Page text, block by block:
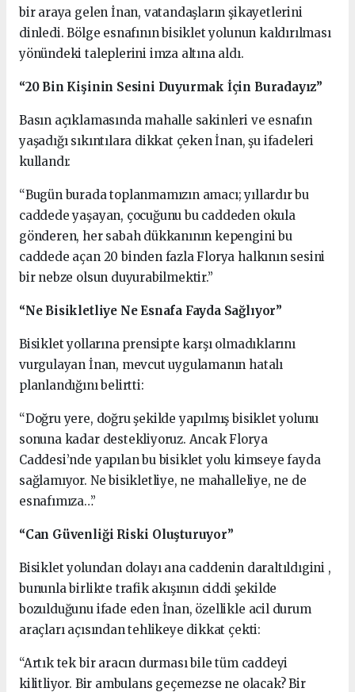
bir araya gelen İnan, vatandaşların şikayetlerini
dinledi. Bölge esnafının bisiklet yolunun kaldırılması
yönündeki taleplerini imza altına aldı.
“20 Bin Kişinin Sesini Duyurmak İçin Buradayız”
Basın açıklamasında mahalle sakinleri ve esnafın
yaşadığı sıkıntılara dikkat çeken İnan, şu ifadeleri
kullandı:
“Bugün burada toplanmamızın amacı; yıllardır bu
caddede yaşayan, çocuğunu bu caddeden okula
gönderen, her sabah dükkanının kepengini bu
caddede açan 20 binden fazla Florya halkının sesini
bir nebze olsun duyurabilmektir.”
“Ne Bisikletliye Ne Esnafa Fayda Sağlıyor”
Bisiklet yollarına prensipte karşı olmadıklarını
vurgulayan İnan, mevcut uygulamanın hatalı
planlandığını belirtti:
“Doğru yere, doğru şekilde yapılmış bisiklet yolunu
sonuna kadar destekliyoruz. Ancak Florya
Caddesi’nde yapılan bu bisiklet yolu kimseye fayda
sağlamıyor. Ne bisikletliye, ne mahalleliye, ne de
esnafımıza…”
“Can Güvenliği Riski Oluşturuyor”
Bisiklet yolundan dolayı ana caddenin daraltıldıgini ,
bununla birlikte trafik akışının ciddi şekilde
bozulduğunu ifade eden İnan, özellikle acil durum
araçları açısından tehlikeye dikkat çekti:
“Artık tek bir aracın durması bile tüm caddeyi
kilitliyor. Bir ambulans geçemezse ne olacak? Bir